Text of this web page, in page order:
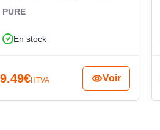
PURE
En stock
9.49€HTVA Voir